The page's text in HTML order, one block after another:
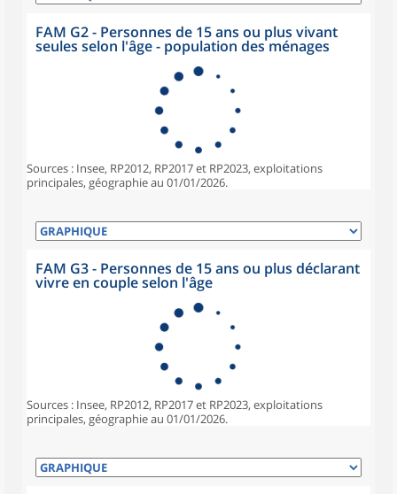
FAM G2 - Personnes de 15 ans ou plus vivant
seules selon l'âge - population des ménages
Sources : Insee, RP2012, RP2017 et RP2023, exploitations
principales, géographie au 01/01/2026.
FAM G3 - Personnes de 15 ans ou plus déclarant
vivre en couple selon l'âge
Sources : Insee, RP2012, RP2017 et RP2023, exploitations
principales, géographie au 01/01/2026.